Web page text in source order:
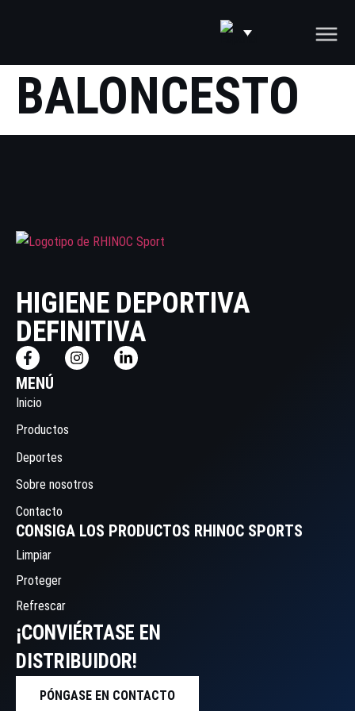
BALONCESTO
HIGIENE DEPORTIVA
DEFINITIVA
MENÚ
Inicio
Productos
Deportes
Sobre nosotros
Contacto
CONSIGA LOS PRODUCTOS RHINOC SPORTS
Limpiar
Proteger
Refrescar
¡CONVIÉRTASE EN
DISTRIBUIDOR!
PÓNGASE EN CONTACTO